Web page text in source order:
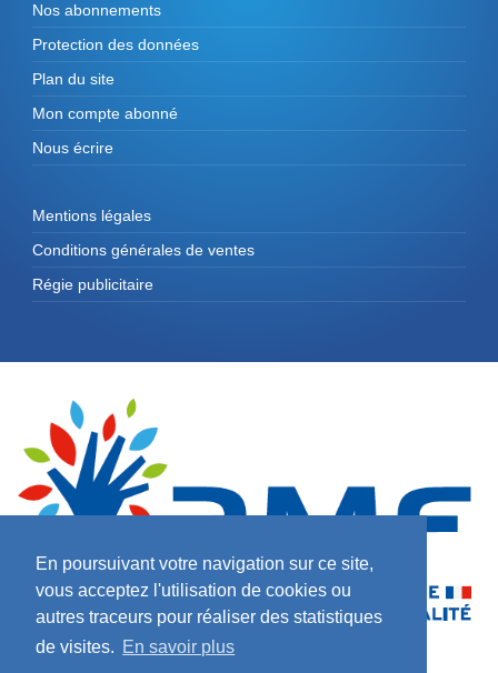
En poursuivant votre navigation sur ce site,
vous acceptez l'utilisation de cookies ou
autres traceurs pour réaliser des statistiques
de visites. En savoir plus
Nos abonnements
Protection des données
Plan du site
Mon compte abonné
Nous écrire
Mentions légales
Conditions générales de ventes
Régie publicitaire